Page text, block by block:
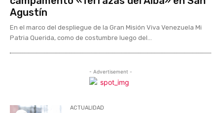
Agustín
En el marco del despliegue de la Gran Misión Viva Venezuela Mi
Patria Querida, como de costumbre luego del...
- Advertisement -
ACTUALIDAD